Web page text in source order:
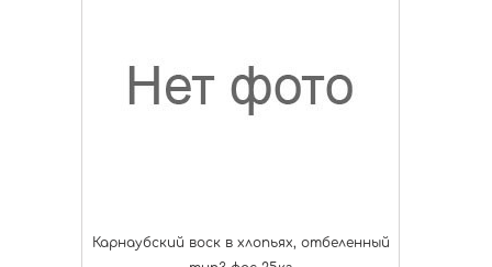
Карнаубский воск в хлопьях, отбеленный